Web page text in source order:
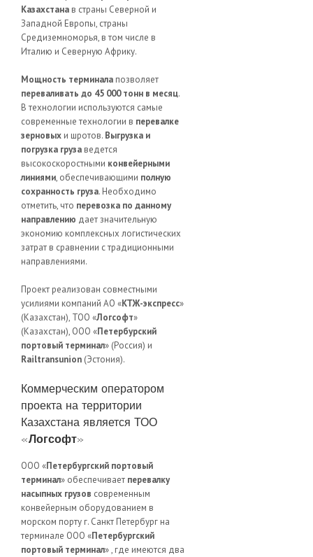
Казахстана в страны Северной и
Западной Европы, страны
Средиземноморья, в том числе в
Италию и Северную Африку.
Мощность терминала позволяет
переваливать до 45 000 тонн в месяц.
В технологии используются самые
современные технологии в перевалке
зерновых и шротов. Выгрузка и
погрузка груза ведется
высокоскоростными конвейерными
линиями, обеспечивающими полную
сохранность груза. Необходимо
отметить, что перевозка по данному
направлению дает значительную
экономию комплексных логистических
затрат в сравнении с традиционными
направлениями.
Проект реализован совместными
усилиями компаний АО «КТЖ-экспресс»
(Казахстан), ТОО «Логсофт»
(Казахстан), ООО «Петербурский
портовый терминал» (Россия) и
Railtransunion (Эстония).
Коммерческим оператором
проекта на территории
Казахстана является ТОО
«Логсофт»
ООО «Петербургский портовый
терминал» обеспечивает перевалку
насыпных грузов современным
конвейерным оборудованием в
морском порту г. Санкт Петербург на
терминале ООО «Петербургский
портовый терминал» , где имеются два